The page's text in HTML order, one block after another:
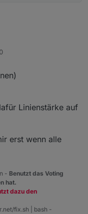
übereinander.
Linienstärke auf
erst wenn alle
- Benutzt das Voting
hat.
dazu den
fix.sh | bash -